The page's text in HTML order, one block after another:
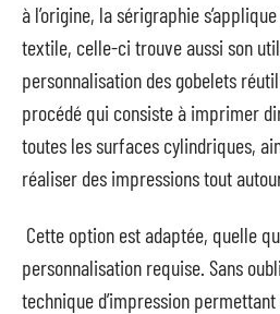
à l’origine, la sérigraphie
textile, celle-ci trouve aussi son
personnalisation des gobelets
procédé qui consiste à imprimer
toutes les surfaces cylindriques,
réaliser des impressions tout autour
Cette option est adaptée, quelle
personnalisation requise. Sans
technique d’impression